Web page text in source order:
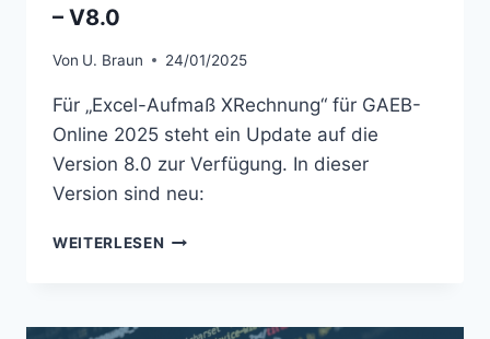
– V8.0
Von U. Braun 24/01/2025
Für „Excel-Aufmaß XRechnung“ für GAEB-
Online 2025 steht ein Update auf die
Version 8.0 zur Verfügung. In dieser
Version sind neu:
WEITERLESEN UPDATE:
V